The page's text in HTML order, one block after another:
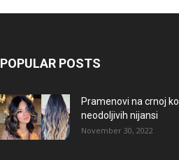
POPULAR POSTS
Pramenovi na crnoj
neodoljivih nijansi
November 30, 2022